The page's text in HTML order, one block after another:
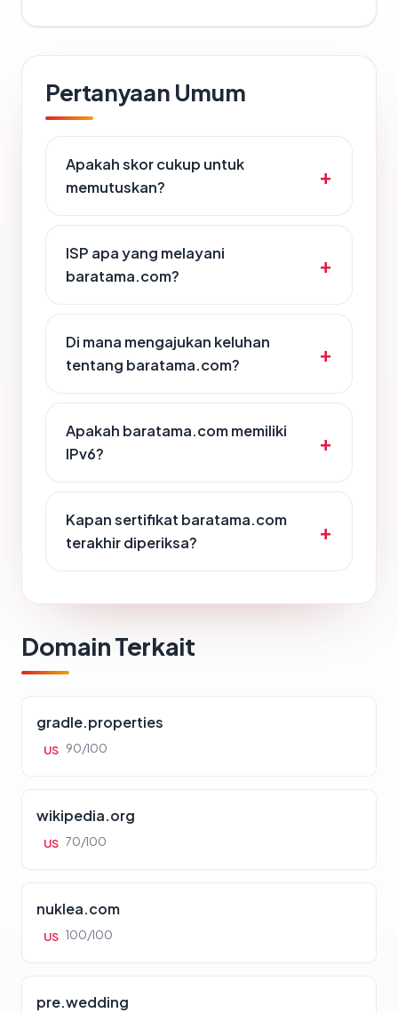
Pertanyaan Umum
Apakah skor cukup untuk
memutuskan?
ISP apa yang melayani
baratama.com?
Di mana mengajukan keluhan
tentang baratama.com?
Apakah baratama.com memiliki
IPv6?
Kapan sertifikat baratama.com
terakhir diperiksa?
Domain Terkait
gradle.properties
US 90/100
wikipedia.org
US 70/100
nuklea.com
US 100/100
pre.wedding